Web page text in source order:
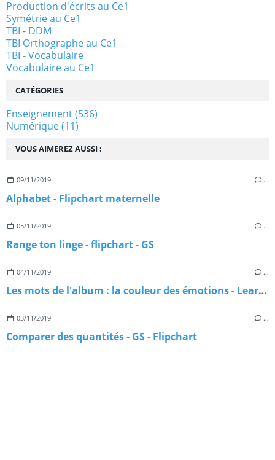
VOUS AIMEREZ AUSSI :
09/11/2019 …
Alphabet - Flipchart maternelle
05/11/2019 …
Range ton linge - flipchart - GS
04/11/2019 …
Les mots de l'album : la couleur des émotions - Learningapps
03/11/2019 …
Comparer des quantités - GS - Flipchart
Production d'écrits au Ce1
Symétrie au Ce1
TBI - DDM
TBI Orthographe au Ce1
TBI - Vocabulaire
Vocabulaire au Ce1
CATÉGORIES
Enseignement(536)
Numérique(11)